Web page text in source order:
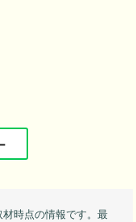
時点の情報です。最